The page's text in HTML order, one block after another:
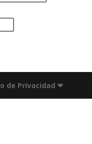
de Privacidad ❤